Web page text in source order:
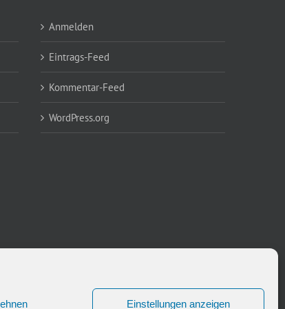
Einstellungen anzeigen
Anmelden
Eintrags-Feed
Kommentar-Feed
WordPress.org